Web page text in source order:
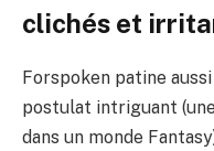
clichés et
Forspoken patine
postulat intriguant
dans un monde